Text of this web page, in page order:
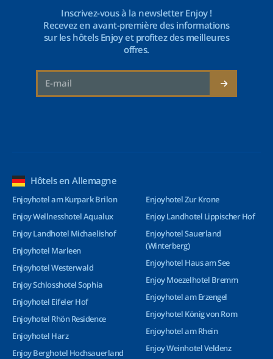
Inscrivez-vous à la newsletter Enjoy !
Recevez en avant-première des informations
sur les hôtels Enjoy et profitez des meilleures
offres.
Hôtels en Allemagne
Enjoyhotel am Kurpark Brilon
Enjoy Wellnesshotel Aqualux
Enjoy Landhotel Michaelishof
Enjoyhotel Marleen
Enjoyhotel Westerwald
Enjoy Schlosshotel Sophia
Enjoyhotel Eifeler Hof
Enjoyhotel Rhön Residence
Enjoyhotel Harz
Enjoy Berghotel Hochsauerland
Enjoyhotel Zur Krone
Enjoy Landhotel Lippischer Hof
Enjoyhotel Sauerland
(Winterberg)
Enjoyhotel Haus am See
Enjoy Moezelhotel Bremm
Enjoyhotel am Erzengel
Enjoyhotel König von Rom
Enjoyhotel am Rhein
Enjoy Weinhotel Veldenz